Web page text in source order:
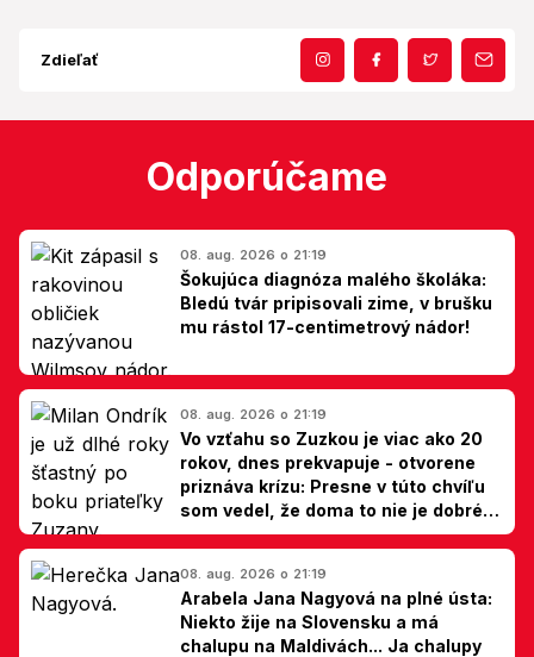
Zdieľať
Odporúčame
08. aug. 2026 o 21:19
Šokujúca diagnóza malého školáka:
Bledú tvár pripisovali zime, v brušku
mu rástol 17-centimetrový nádor!
08. aug. 2026 o 21:19
Vo vzťahu so Zuzkou je viac ako 20
rokov, dnes prekvapuje - otvorene
priznáva krízu: Presne v túto chvíľu
som vedel, že doma to nie je dobré,
hovorí Milan Ondrík
08. aug. 2026 o 21:19
Arabela Jana Nagyová na plné ústa:
Niekto žije na Slovensku a má
chalupu na Maldivách... Ja chalupy